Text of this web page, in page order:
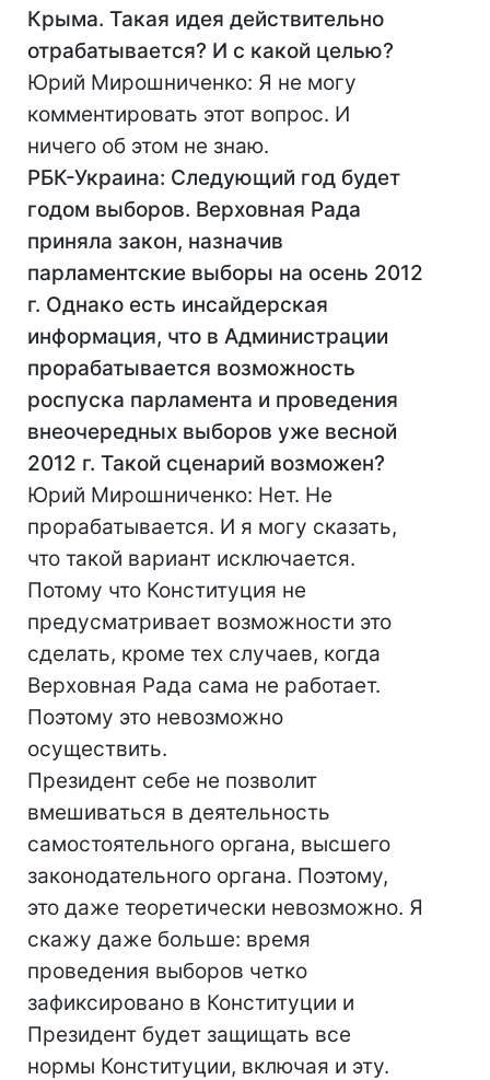
Крыма. Такая идея действительно
отрабатывается? И с какой целью?
Юрий Мирошниченко: Я не могу
комментировать этот вопрос. И
ничего об этом не знаю.
РБК-Украина: Следующий год будет
годом выборов. Верховная Рада
приняла закон, назначив
парламентские выборы на осень 2012
г. Однако есть инсайдерская
информация, что в Администрации
прорабатывается возможность
роспуска парламента и проведения
внеочередных выборов уже весной
2012 г. Такой сценарий возможен?
Юрий Мирошниченко: Нет. Не
прорабатывается. И я могу сказать,
что такой вариант исключается.
Потому что Конституция не
предусматривает возможности это
сделать, кроме тех случаев, когда
Верховная Рада сама не работает.
Поэтому это невозможно
осуществить.
Президент себе не позволит
вмешиваться в деятельность
самостоятельного органа, высшего
законодательного органа. Поэтому,
это даже теоретически невозможно. Я
скажу даже больше: время
проведения выборов четко
зафиксировано в Конституции и
Президент будет защищать все
нормы Конституции, включая и эту.